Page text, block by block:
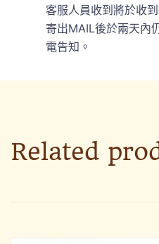
客服人員收到將於收
寄出MAIL後於兩天內
電告知。
Related